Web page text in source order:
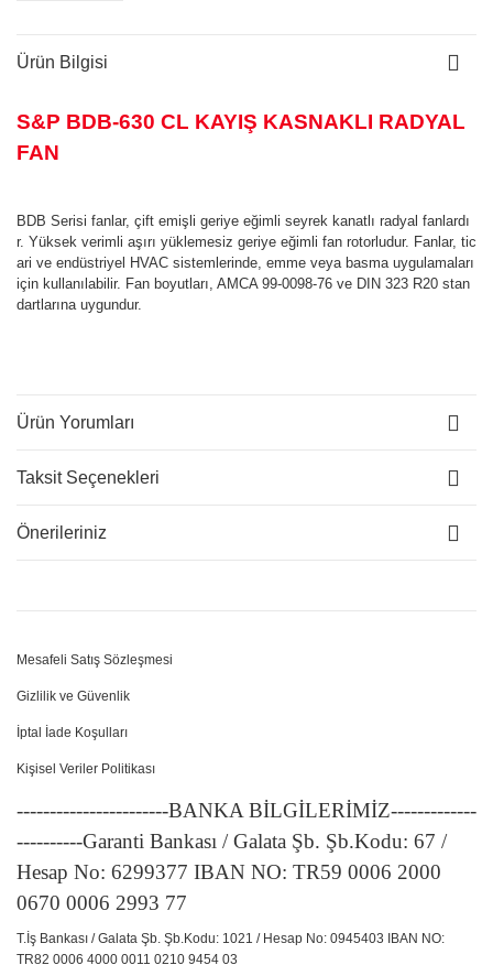
Ürün Bilgisi
S&P BDB-630 CL KAYIŞ KASNAKLI RADYAL
FAN
BDB Serisi fanlar, çift emişli geriye eğimli seyrek kanatlı radyal fanlardı
r. Yüksek verimli aşırı yüklemesiz geriye eğimli fan rotorludur. Fanlar, tic
ari ve endüstriyel HVAC sistemlerinde, emme veya basma uygulamaları
için kullanılabilir. Fan boyutları, AMCA 99-0098-76 ve DIN 323 R20 stan
dartlarına uygundur.
Ürün Yorumları
Taksit Seçenekleri
Önerileriniz
Mesafeli Satış Sözleşmesi
Gizlilik ve Güvenlik
İptal İade Koşulları
Kişisel Veriler Politikası
-----------------------BANKA BİLGİLERİMİZ-------------
----------Garanti Bankası / Galata Şb. Şb.Kodu: 67 /
Hesap No: 6299377 IBAN NO: TR59 0006 2000
0670 0006 2993 77
T.İş Bankası / Galata Şb. Şb.Kodu: 1021 / Hesap No: 0945403 IBAN NO:
TR82 0006 4000 0011 0210 9454 03